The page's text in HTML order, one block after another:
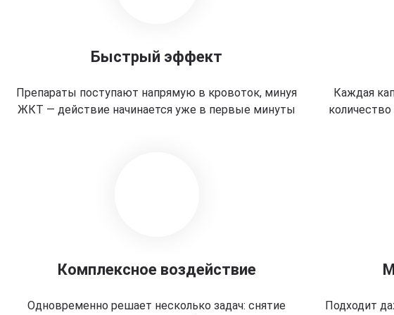
Быстрый эффект
Препараты поступают напрямую в кровоток, минуя
ЖКТ — действие начинается уже в первые минуты
Каждая
Комплексное воздействие
Одновременно решает несколько задач: снятие
Подходит